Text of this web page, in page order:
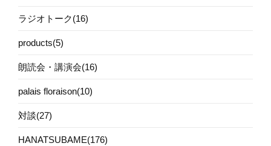
ラジオトーク(16)
products(5)
朗読会・講演会(16)
palais floraison(10)
対談(27)
HANATSUBAME(176)